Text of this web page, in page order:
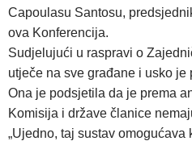
Capoulasu Santosu,
ova Konferencija.
Sudjelujući u raspravi o
utječe na sve građane i usko
Ona je podsjetila da je prema
Komisija i države članice
„Ujedno, taj sustav